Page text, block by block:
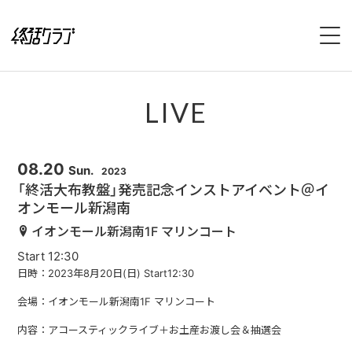
1stFullAlbum『終活のススメ』特設サイト
LIVE
LIVE
08.20 Sun. 2023
「終活大布教盤」発売記念インストアイベント＠イ
オンモール新潟南
イオンモール新潟南1F マリンコート
Start 12:30
日時：2023年8月20日(日) Start12:30
会場：イオンモール新潟南1F マリンコート
内容：アコースティックライブ＋お土産お渡し会＆抽選会